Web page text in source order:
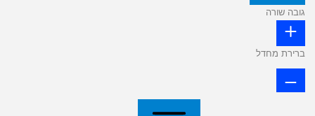
גובה שורה
ברירת מחדל